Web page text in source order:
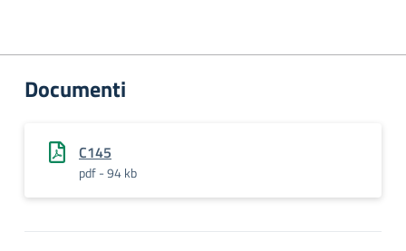
Documenti
C145
pdf - 94 kb